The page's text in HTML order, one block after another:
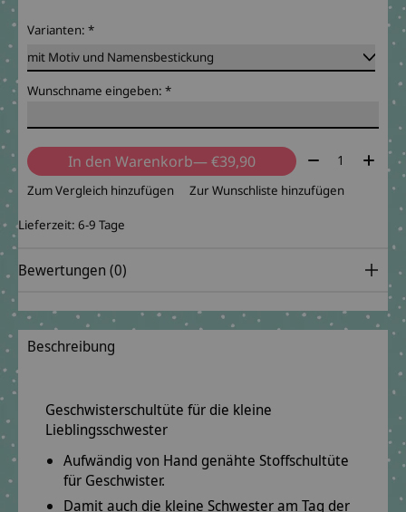
Varianten: *
Wunschname eingeben: *
In den Warenkorb — €39,90 Menge:
Zum Vergleich hinzufügen Zur Wunschliste hinzufügen
Lieferzeit: 6-9 Tage
Bewertungen (0)
Beschreibung
Geschwisterschultüte für die kleine
Lieblingsschwester
Aufwändig von Hand genähte Stoffschultüte
für Geschwister.
Damit auch die kleine Schwester am Tag der